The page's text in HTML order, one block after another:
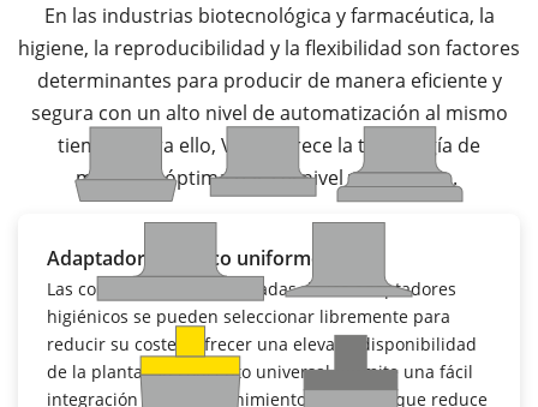
En las industrias biotecnológica y farmacéutica, la
higiene, la reproducibilidad y la flexibilidad son factores
determinantes para producir de manera eficiente y
segura con un alto nivel de automatización al mismo
tiempo. Para ello, VEGA ofrece la tecnología de
medición óptima para el nivel y la presión.
Adaptador higiénico uniforme
Las conexiones estandarizadas de los adaptadores
higiénicos se pueden seleccionar libremente para
reducir su coste y ofrecer una elevada disponibilidad
de la planta. Su concepto universal permite una fácil
integración y un mantenimiento rápido, ya que reduce